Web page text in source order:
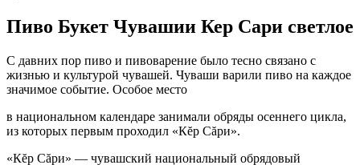
Пиво Букет Чувашии Кер Сари светлое
С давних пор пиво и пивоварение было тесно связано с
жизнью и культурой чувашей. Чуваши варили пиво на каждое
значимое событие. Особое место
в национальном календаре занимали обряды осеннего цикла,
из которых первым проходил «Кĕр Сăри».
«Кĕр Сăри» — чувашский национальный обрядовый